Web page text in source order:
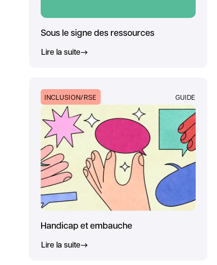
Sous le signe des ressources
Lire la suite
INCLUSION/RSE GUIDE
Handicap et embauche
Lire la suite